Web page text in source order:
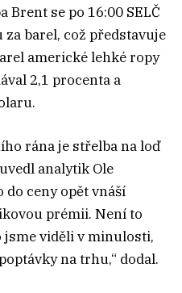
Brent se po 16:00 SELČ
za barel, což představuje
americké lehké ropy
2,1 procenta a
rána je střelba na loď
analytik Ole
do ceny opět vnáší
prémii. Není to
jsme viděli v minulosti,
na trhu,“ dodal.